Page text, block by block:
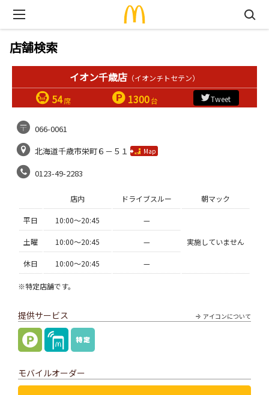
店舗検索
イオン千歳店 （イオンチトセテン）
54席 1300台 Tweet
066-0061
北海道千歳市栄町６－５１
Map
0123-49-2283
店内 ドライブスルー 朝マック
平日 10:00〜20:45 —
実施していません
土曜 10:00〜20:45 —
休日 10:00〜20:45 —
※特定店舗です。
アイコンについて
提供サービス
モバイルオーダー